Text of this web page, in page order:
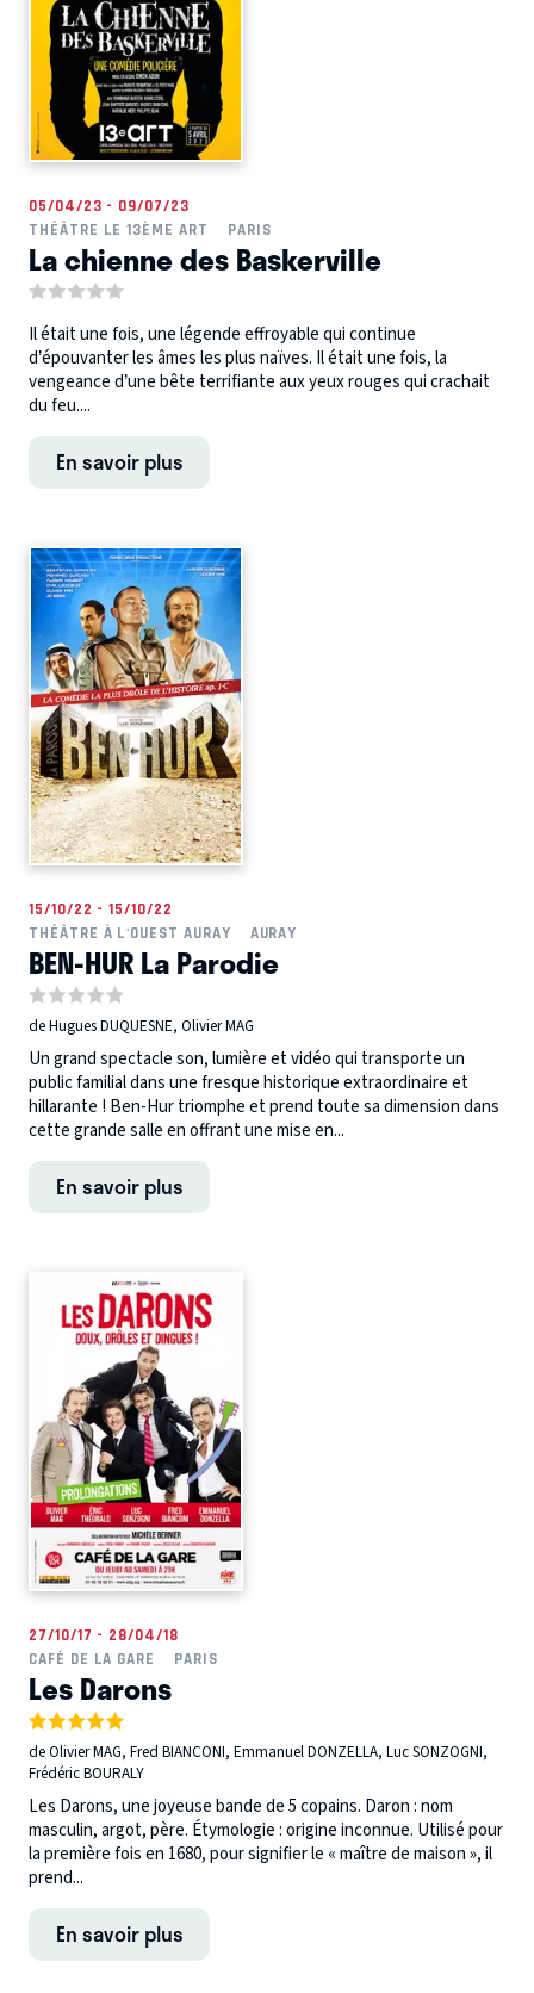
05/04/23 - 09/07/23
THÉÂTRE LE 13ÈME ART
PARIS
La chienne des Baskerville
Il était une fois, une légende effroyable qui continue
d’épouvanter les âmes les plus naïves. Il était une fois, la
vengeance d’une bête terrifiante aux yeux rouges qui crachait
du feu....
En savoir plus
15/10/22 - 15/10/22
THÉÂTRE À L'OUEST AURAY
AURAY
BEN-HUR La Parodie
de Hugues DUQUESNE, Olivier MAG
Un grand spectacle son, lumière et vidéo qui transporte un
public familial dans une fresque historique extraordinaire et
hillarante ! Ben-Hur triomphe et prend toute sa dimension dans
cette grande salle en offrant une mise en...
En savoir plus
27/10/17 - 28/04/18
CAFÉ DE LA GARE
PARIS
Les Darons
de Olivier MAG, Fred BIANCONI, Emmanuel DONZELLA, Luc SONZOGNI,
Frédéric BOURALY
Les Darons, une joyeuse bande de 5 copains. Daron : nom
masculin, argot, père. Étymologie : origine inconnue. Utilisé pour
la première fois en 1680, pour signifier le « maître de maison », il
prend...
En savoir plus